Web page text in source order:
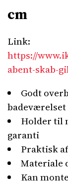
cm
Link:
https://
abent-skab-
Godt
badeværelset
Holder til
garanti
Praktisk
Materiale
Kan